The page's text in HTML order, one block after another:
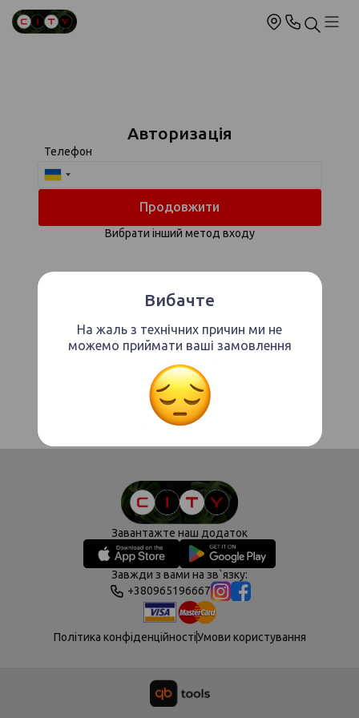
Вибачте
На жаль з технічних причин ми не
можемо приймати ваші замовлення
Авторизація
Телефон
Продовжити
Вибрати інший метод входу
Завантажте наш додаток
Завжди з вами на зв`язку:
+380965196667
Політика конфіденційностіУмови користування